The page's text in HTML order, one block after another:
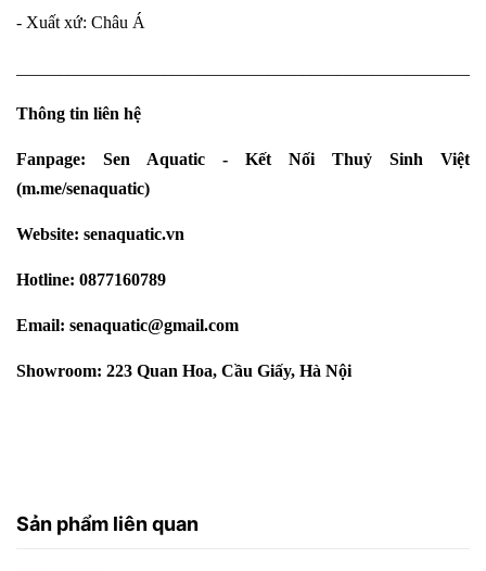
- Xuất xứ: Châu Á
Thông tin liên hệ
Fanpage: Sen Aquatic - Kết Nối Thuỷ Sinh Việt
(m.me/senaquatic)
Website: senaquatic.vn
Hotline: 0877160789
Email: senaquatic@gmail.com
Showroom: 223 Quan Hoa, Cầu Giấy, Hà Nội
Sản phẩm liên quan